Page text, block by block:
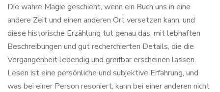
Die wahre Magie geschieht, wenn ein Buch uns in eine
andere Zeit und einen anderen Ort versetzen kann, und
diese historische Erzählung tut genau das, mit lebhaften
Beschreibungen und gut recherchierten Details, die die
Vergangenheit lebendig und greifbar erscheinen lassen.
Lesen ist eine persönliche und subjektive Erfahrung, und
was bei einer Person resoniert, kann bei einer anderen nicht